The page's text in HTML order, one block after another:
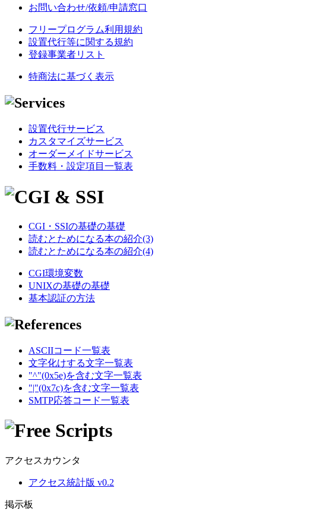
お問い合わせ/依頼/申請窓口
フリープログラム利用規約
設置代行等に関する規約
登録事業者リスト
特商法に基づく表示
設置代行サービス
カスタマイズサービス
オーダーメイドサービス
手数料・設定項目一覧表
CGI・SSIの基礎の基礎
読むとためになる本の紹介(3)
読むとためになる本の紹介(4)
CGI環境変数
UNIXの基礎の基礎
基本認証の方法
ASCIIコード一覧表
文字化けする文字一覧表
"^"(0x5e)を含む文字一覧表
"|"(0x7c)を含む文字一覧表
SMTP応答コード一覧表
アクセスカウンタ
アクセス統計版 v0.2
掲示板